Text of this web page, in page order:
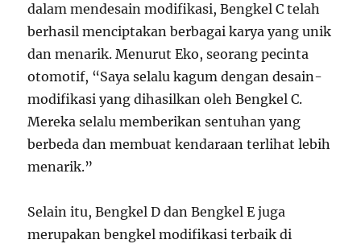
dalam mendesain modifikasi, Bengkel C telah
berhasil menciptakan berbagai karya yang unik
dan menarik. Menurut Eko, seorang pecinta
otomotif, “Saya selalu kagum dengan desain-
modifikasi yang dihasilkan oleh Bengkel C.
Mereka selalu memberikan sentuhan yang
berbeda dan membuat kendaraan terlihat lebih
menarik.”
Selain itu, Bengkel D dan Bengkel E juga
merupakan bengkel modifikasi terbaik di